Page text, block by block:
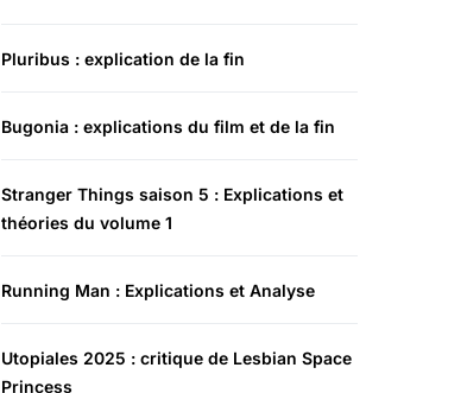
Pluribus : explication de la fin
Bugonia : explications du film et de la fin
Stranger Things saison 5 : Explications et
théories du volume 1
Running Man : Explications et Analyse
Utopiales 2025 : critique de Lesbian Space
Princess